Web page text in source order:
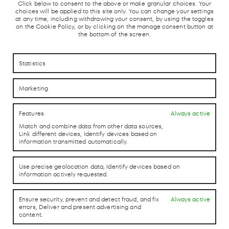
Click below to consent to the above or make granular choices. Your
choices will be applied to this site only. You can change your settings
at any time, including withdrawing your consent, by using the toggles
on the Cookie Policy, or by clicking on the manage consent button at
the bottom of the screen.
Statistics
Marketing
Features
Always active
Match and combine data from other data sources,
Link different devices, Identify devices based on
information transmitted automatically.
Use precise geolocation data, Identify devices based on
information actively requested.
Ensure security, prevent and detect fraud, and fix
errors, Deliver and present advertising and
content.
Always active
AND AVE
HOW TO REACH US
HOW TO REACH US
CONTACTO
CONTACTO
LAB theCLUB